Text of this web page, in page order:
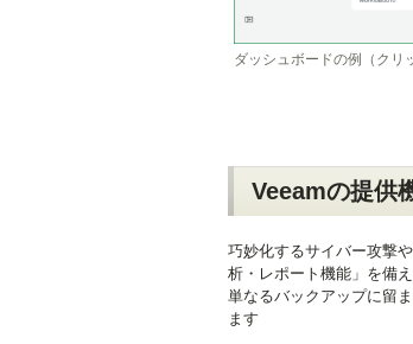
ダッシュボードの例（クリ
Veeamの提供
巧妙化するサイバー攻撃
析・レポート機能」を備え
単なるバックアップに留
ます